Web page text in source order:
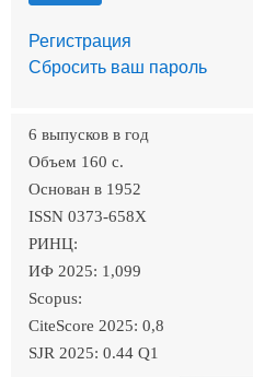
Регистрация
Сбросить ваш пароль
6 выпусков в год
Объем 160 c.
Основан в 1952
ISSN 0373-658X
РИНЦ:
ИФ 2025: 1,099
Scopus:
CiteScore 2025: 0,8
SJR 2025: 0.44 Q1